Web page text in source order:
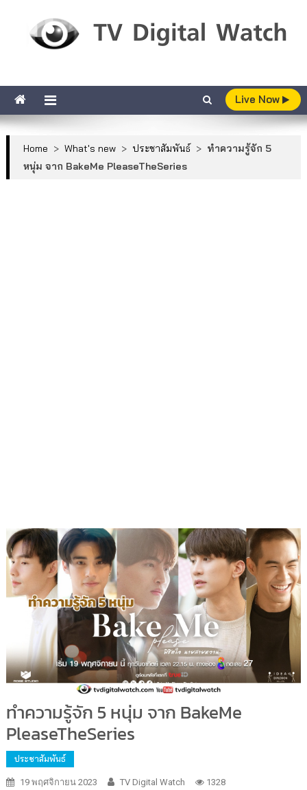
Live Now
Home > What's new > ประชาสัมพันธ์ > ทำความรู้จัก 5
หนุ่ม จาก BakeMe PleaseTheSeries
ทำความรู้จัก 5 หนุ่ม จาก BakeMe
PleaseTheSeries
ประชาสัมพันธ์
19 พฤศจิกายน 2023 TV Digital Watch 1328